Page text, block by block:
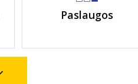
Paslaugos